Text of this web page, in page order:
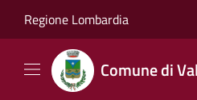
Regione Lombardia
Comune di